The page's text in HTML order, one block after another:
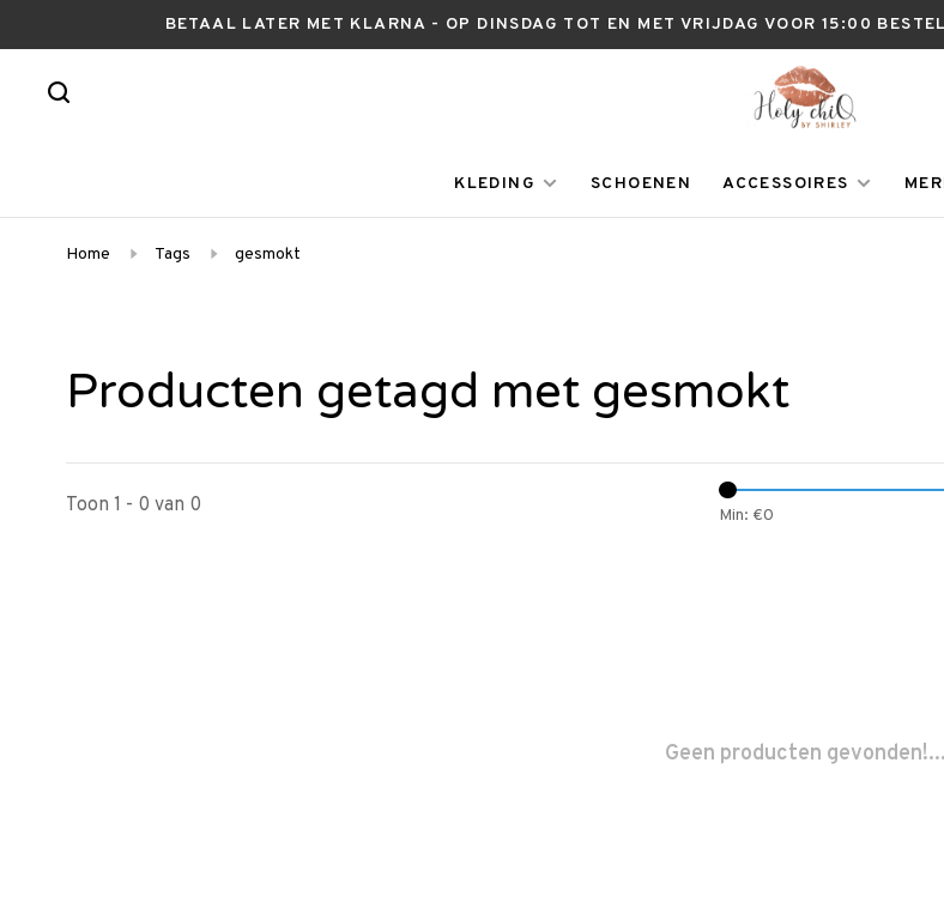
BETAAL LATER MET KLARNA - OP DINSDAG TOT EN MET VRIJDAG VOOR 15:00
KLEDING SCHOENEN ACCESSOIRES
Home Tags gesmokt
Producten getagd met gesmokt
Toon 1 - 0 van 0 Min: €0
Geen producten gevonden!...